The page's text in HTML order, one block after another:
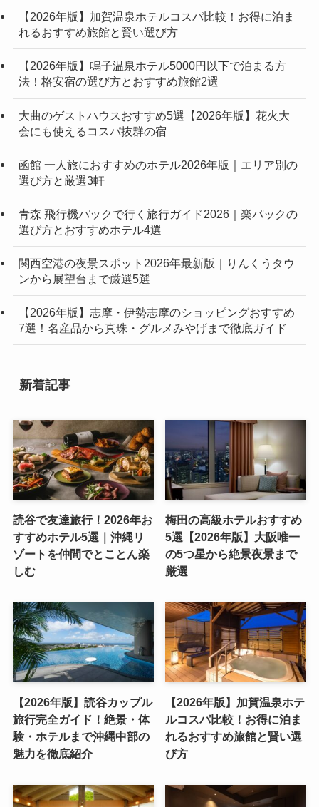
【2026年版】加賀温泉ホテルコスパ比較！お得に泊ま
れるおすすめ旅館と賢い選び方
【2026年版】鳴子温泉ホテル5000円以下で泊まる方
法！格安宿の選び方とおすすめ旅館2選
大曲のゲストハウスおすすめ5選【2026年版】花火大
会にも使えるコスパ抜群の宿
函館 一人旅におすすめのホテル2026年版｜エリア別の
選び方と厳選3軒
青森 飛行機パックで行く旅行ガイド2026｜楽パックの
選び方とおすすめホテル4選
関西空港の夜景スポット2026年最新版｜りんくうタウ
ンから展望台まで厳選5選
【2026年版】志摩・伊勢志摩のショッピングおすすめ
7選！名産品から真珠・グルメみやげまで徹底ガイド
新着記事
読谷で友達旅行！2026年お
すすめホテル5選｜沖縄リ
ゾートを仲間でとことん楽
しむ
梅田の高級ホテルおすすめ
5選【2026年版】大阪唯一
の5つ星から絶景夜景まで
厳選
【2026年版】読谷カップル
旅行完全ガイド！絶景・体
験・ホテルまで沖縄中部の
魅力を徹底紹介
【2026年版】加賀温泉ホテ
ルコスパ比較！お得に泊ま
れるおすすめ旅館と賢い選
び方